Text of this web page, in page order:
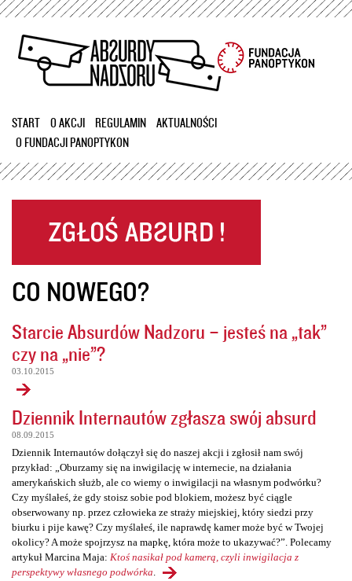
Przejdź
treści
START O AKCJI REGULAMIN
AKTUALNOŚCI
O FUNDACJI PANOPTYKON
CO NOWEGO?
Starcie Absurdów Nadzoru – jesteś na „tak”
czy na „nie”?
03.10.2015
Dziennik Internautów zgłasza swój absurd
08.09.2015
Dziennik Internautów dołączył się do naszej akcji i zgłosił nam swój
przykład: „Oburzamy się na inwigilację w internecie, na działania
amerykańskich służb, ale co wiemy o inwigilacji na własnym podwórku?
Czy myślałeś, że gdy stoisz sobie pod blokiem, możesz być ciągle
obserwowany np. przez człowieka ze straży miejskiej, który siedzi przy
biurku i pije kawę? Czy myślałeś, ile naprawdę kamer może być w Twojej
okolicy? A może spojrzysz na mapkę, która może to ukazywać?”. Polecamy
artykuł Marcina Maja: Ktoś nasikał pod kamerą, czyli inwigilacja z
perspektywy własnego podwórka